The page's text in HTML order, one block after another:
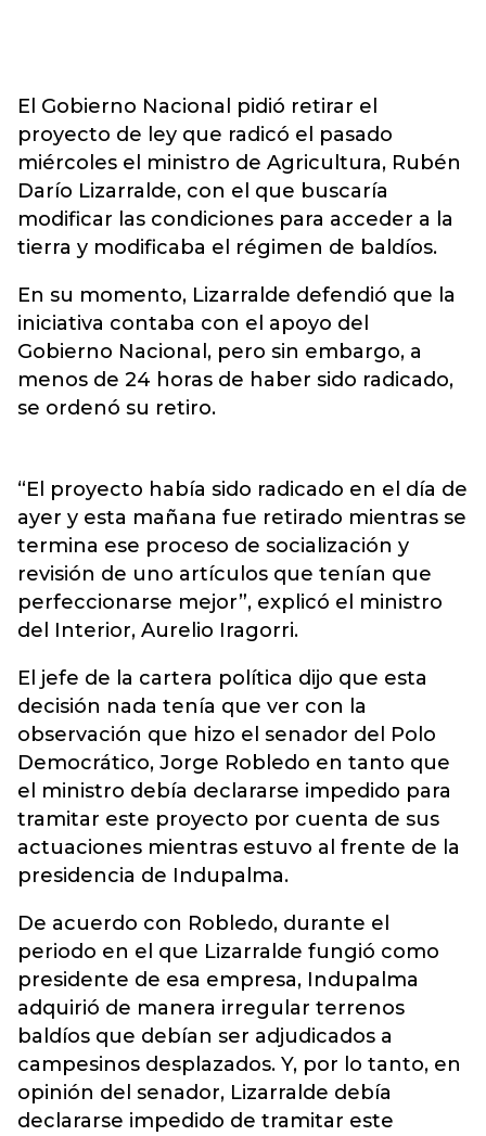
El Gobierno Nacional pidió retirar el
proyecto de ley que radicó el pasado
miércoles el ministro de Agricultura, Rubén
Darío Lizarralde, con el que buscaría
modificar las condiciones para acceder a la
tierra y modificaba el régimen de baldíos.
En su momento, Lizarralde defendió que la
iniciativa contaba con el apoyo del
Gobierno Nacional, pero sin embargo, a
menos de 24 horas de haber sido radicado,
se ordenó su retiro.
“El proyecto había sido radicado en el día de
ayer y esta mañana fue retirado mientras se
termina ese proceso de socialización y
revisión de uno artículos que tenían que
perfeccionarse mejor”, explicó el ministro
del Interior, Aurelio Iragorri.
El jefe de la cartera política dijo que esta
decisión nada tenía que ver con la
observación que hizo el senador del Polo
Democrático, Jorge Robledo en tanto que
el ministro debía declararse impedido para
tramitar este proyecto por cuenta de sus
actuaciones mientras estuvo al frente de la
presidencia de Indupalma.
De acuerdo con Robledo, durante el
periodo en el que Lizarralde fungió como
presidente de esa empresa, Indupalma
adquirió de manera irregular terrenos
baldíos que debían ser adjudicados a
campesinos desplazados. Y, por lo tanto, en
opinión del senador, Lizarralde debía
declararse impedido de tramitar este